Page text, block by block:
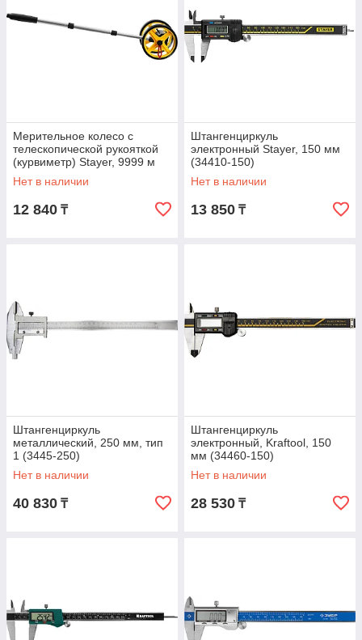
Мерительное колесо с
телескопической рукояткой
(курвиметр) Stayer, 9999 м
(34191)
Нет в наличии
12 840 ₸
Штангенциркуль
электронный Stayer, 150 мм
(34410-150)
Нет в наличии
13 850 ₸
Штангенциркуль
металлический, 250 мм, тип
1 (3445-250)
Нет в наличии
40 830 ₸
Штангенциркуль
электронный, Kraftool, 150
мм (34460-150)
Нет в наличии
28 530 ₸